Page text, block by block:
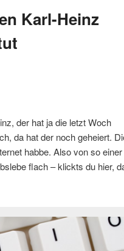
Karl-Heinz
der hat ja die letzt Woch
da hat der noch geheiert.
habbe. Also von so einer
flach – klickts du hier,